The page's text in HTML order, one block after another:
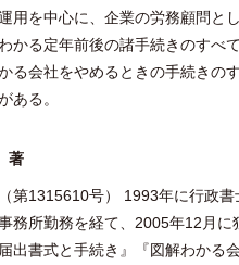
用を中心に、企業の労務顧問と
かる定年前後の諸手続きのすべ
る会社をやめるときの手続きの
ある。
著
第1315610号） 1993年に行政
務所勤務を経て、2005年12月
出書式と手続き』『図解わかる